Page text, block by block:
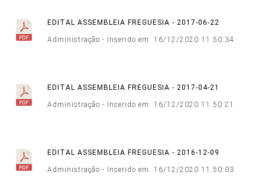
EDITAL ASSEMBLEIA FREGUESIA - 2017-06-22
Administração - Inserido em: 16/12/2020 11:50:34
EDITAL ASSEMBLEIA FREGUESIA - 2017-04-21
Administração - Inserido em: 16/12/2020 11:50:21
EDITAL ASSEMBLEIA FREGUESIA - 2016-12-09
Administração - Inserido em: 16/12/2020 11:50:03